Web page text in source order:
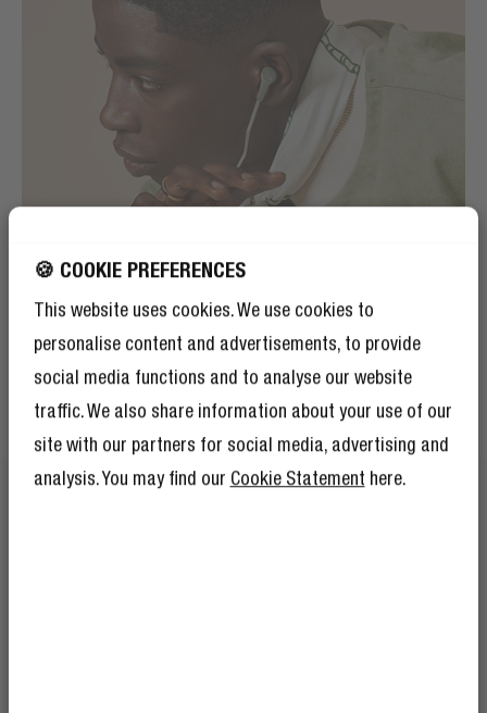
🍪 COOKIE PREFERENCES
This website uses cookies. We use cookies to
personalise content and advertisements, to provide
social media functions and to analyse our website
traffic. We also share information about your use of our
site with our partners for social media, advertising and
analysis. You may find our Cookie Statement here.